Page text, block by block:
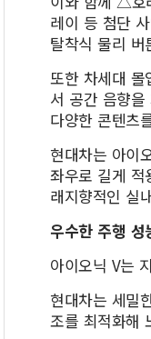
레이 등 첨단
탈착식 물리
또한 차세대 몰
서 공간 음향
다양한 콘텐츠
현대차는 아이
좌우로 길게 적
래지향적인 실
우수한 주행
아이오닉 V는
현대차는 세밀
조를 최적화해